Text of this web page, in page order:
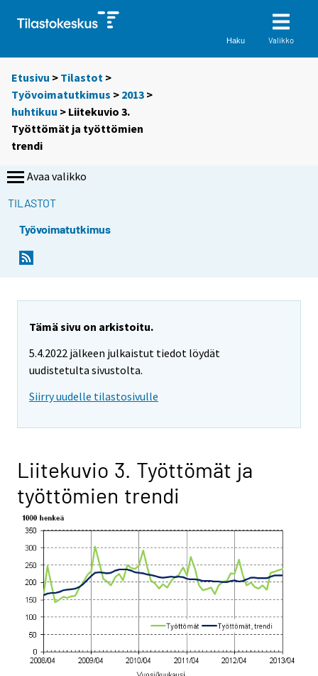
Haku Valikko
Etusivu > Tilastot >
Työvoimatutkimus > 2013 >
huhtikuu > Liitekuvio 3.
Työttömät ja työttömien
trendi
Avaa valikko
TILASTOT
Työvoimatutkimus
Tämä sivu on arkistoitu.
5.4.2022 jälkeen julkaistut tiedot löydät
uudistetulta sivustolta.
Siirry uudelle tilastosivulle
Liitekuvio 3. Työttömät ja
työttömien trendi